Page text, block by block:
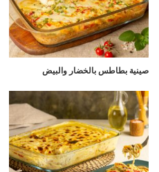
صينية بطاطس بالخضار والبيض